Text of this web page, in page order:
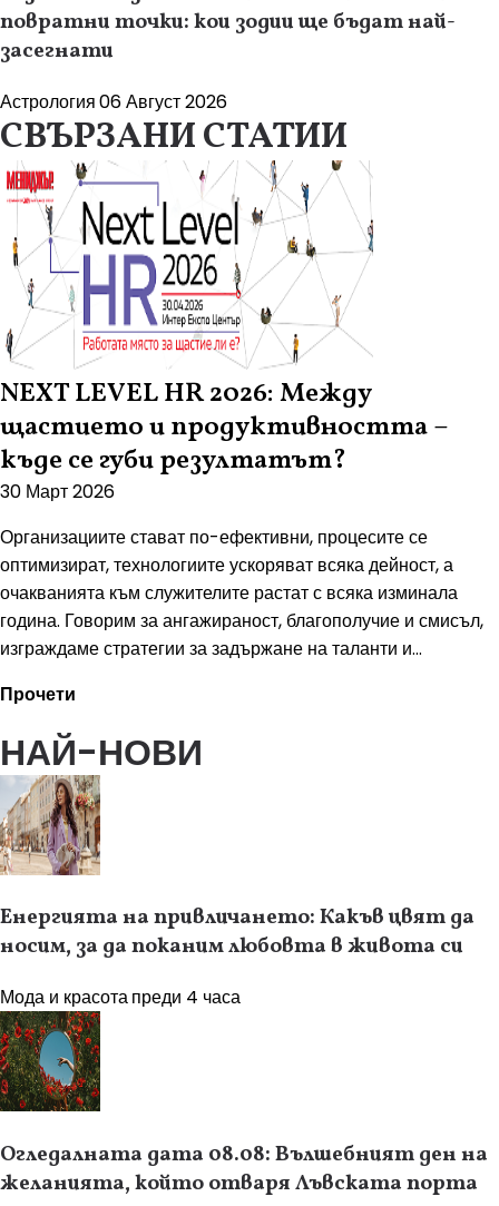
повратни точки: кои зодии ще бъдат най-
засегнати
Астрология06 Август 2026
СВЪРЗАНИ СТАТИИ
NEXT LEVEL HR 2026: Между
щастието и продуктивността –
къде се губи резултатът?
30 Март 2026
Организациите стават по-ефективни, процесите се
оптимизират, технологиите ускоряват всяка дейност, а
очакванията към служителите растат с всяка изминала
година. Говорим за ангажираност, благополучие и смисъл,
изграждаме стратегии за задържане на таланти и...
Прочети
НАЙ-НОВИ
Енергията на привличането: Какъв цвят да
носим, за да поканим любовта в живота си
Мода и красотапреди 4 часа
Огледалната дата 08.08: Вълшебният ден на
желанията, който отваря Лъвската порта